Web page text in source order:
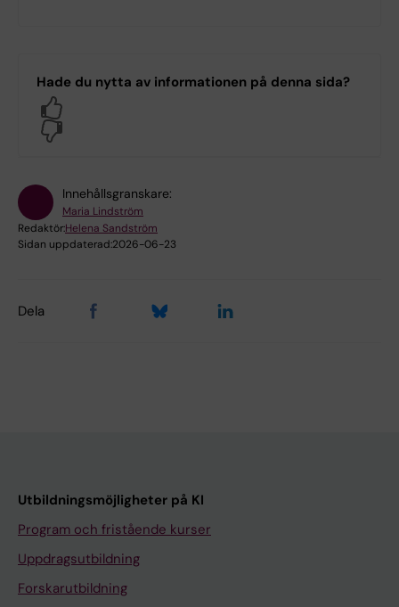
Hade du nytta av informationen på denna sida?
Innehållsgranskare:
Maria Lindström
Redaktör:Helena Sandström
Sidan uppdaterad:2026-06-23
Dela
Utbildningsmöjligheter på KI
Program och fristående kurser
Uppdragsutbildning
Forskarutbildning